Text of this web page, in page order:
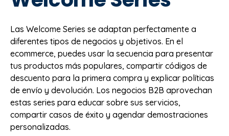
Las Welcome Series se adaptan perfectamente a
diferentes tipos de negocios y objetivos. En el
ecommerce, puedes usar la secuencia para presentar
tus productos más populares, compartir códigos de
descuento para la primera compra y explicar políticas
de envío y devolución. Los negocios B2B aprovechan
estas series para educar sobre sus servicios,
compartir casos de éxito y agendar demostraciones
personalizadas.